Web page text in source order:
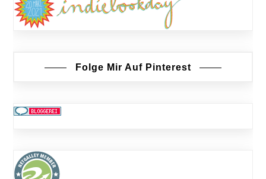
Folge Mir Auf Pinterest